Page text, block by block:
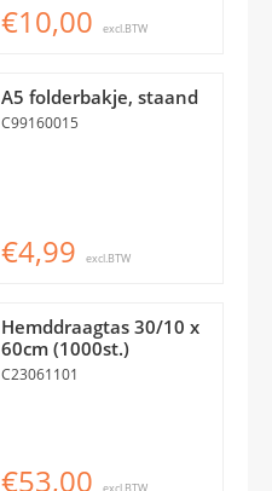
€10,00 excl.BTW
A5 folderbakje, staand
C99160015
€4,99 excl.BTW
Hemddraagtas 30/10 x
60cm (1000st.)
C23061101
€53,00